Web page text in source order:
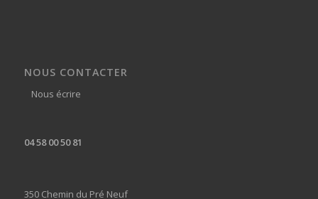
NOUS CONTACTER
Nous écrire
04 58 00 50 81
350 Chemin du Pré Neuf